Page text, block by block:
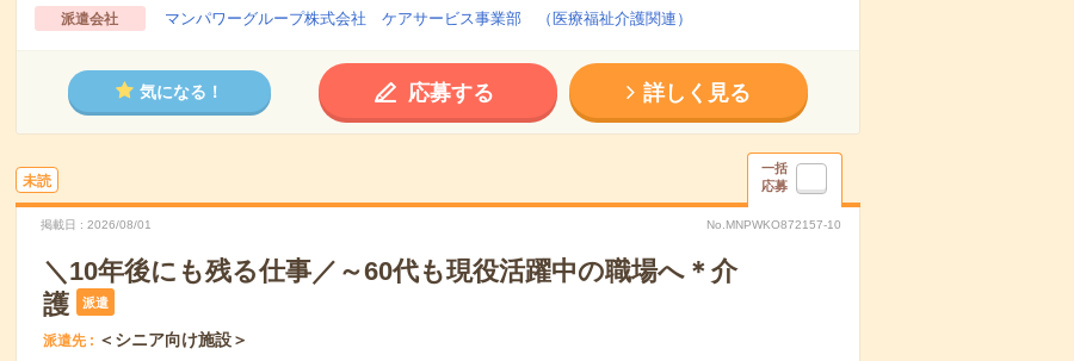
派遣会社 マンパワーグループ株式会社 ケアサービス事業部 （医療福祉介護関連）
気になる！ 応募する 詳しく見る
未読
一括
応募
掲載日 2026/08/01 No.MNPWKO872157-10
＼10年後にも残る仕事／～60代も現役活躍中の職場へ＊介
護
派遣
派遣先 ＜シニア向け施設＞